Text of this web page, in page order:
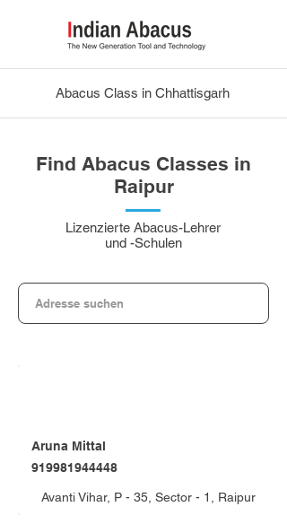
Abacus Class in Chhattisgarh
Find Abacus Classes in
Raipur
Lizenzierte Abacus-Lehrer
und -Schulen
Aruna Mittal
919981944448
Avanti Vihar, P - 35, Sector - 1, Raipur